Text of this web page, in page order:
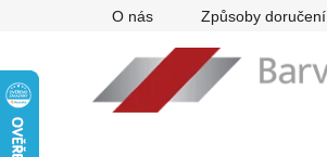
O nás Způsoby doručení